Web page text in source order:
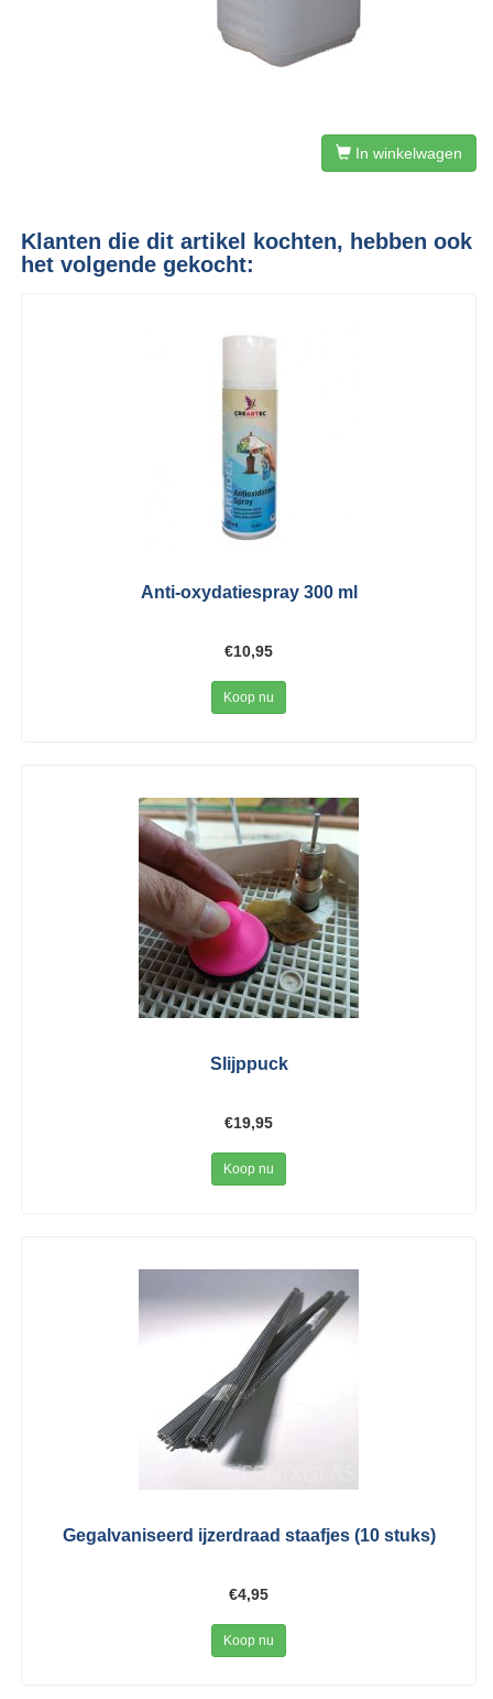
In winkelwagen
Klanten die dit artikel kochten, hebben ook
het volgende gekocht:
Anti-oxydatiespray 300 ml
€10,95
Koop nu
Slijppuck
€19,95
Koop nu
Gegalvaniseerd ijzerdraad staafjes (10 stuks)
€4,95
Koop nu